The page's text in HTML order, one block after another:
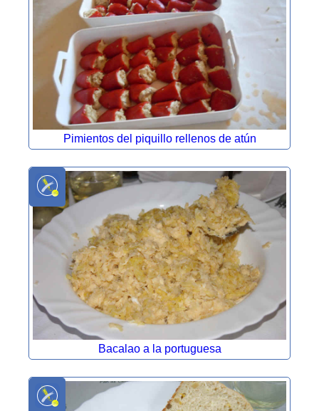
Pimientos del piquillo rellenos de atún
Bacalao a la portuguesa